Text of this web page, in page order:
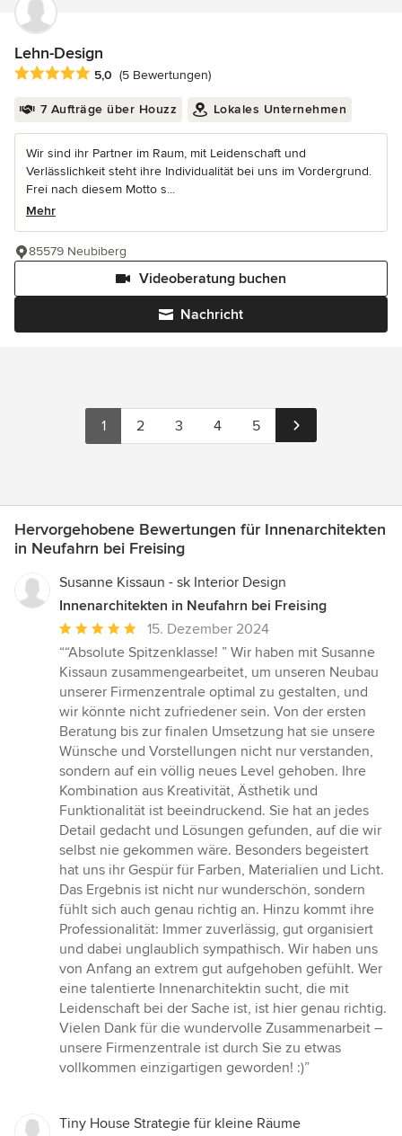
Lehn-Design
Durchschnittliche Bewertung: 5 von 5 Sternen
5,0 (5 Bewertungen)
7 Aufträge über Houzz Lokales Unternehmen
Wir sind ihr Partner im Raum, mit Leidenschaft und
Verlässlichkeit steht ihre Individualität bei uns im Vordergrund.
Frei nach diesem Motto s...
Mehr
Nachricht
Videoberatung buchen
85579 Neubiberg
1 2 3 4 5
Hervorgehobene Bewertungen für Innenarchitekten
in Neufahrn bei Freising
Susanne Kissaun - sk Interior Design
Innenarchitekten in Neufahrn bei Freising
Durchschnittliche
Bewertung:
5
von
5
Sternen
15. Dezember 2024
““Absolute Spitzenklasse! ” Wir haben mit Susanne
Kissaun zusammengearbeitet, um unseren Neubau
unserer Firmenzentrale optimal zu gestalten, und
wir könnte nicht zufriedener sein. Von der ersten
Beratung bis zur finalen Umsetzung hat sie unsere
Wünsche und Vorstellungen nicht nur verstanden,
sondern auf ein völlig neues Level gehoben. Ihre
Kombination aus Kreativität, Ästhetik und
Funktionalität ist beeindruckend. Sie hat an jedes
Detail gedacht und Lösungen gefunden, auf die wir
selbst nie gekommen wäre. Besonders begeistert
hat uns ihr Gespür für Farben, Materialien und Licht.
Das Ergebnis ist nicht nur wunderschön, sondern
fühlt sich auch genau richtig an. Hinzu kommt ihre
Professionalität: Immer zuverlässig, gut organisiert
und dabei unglaublich sympathisch. Wir haben uns
von Anfang an extrem gut aufgehoben gefühlt. Wer
eine talentierte Innenarchitektin sucht, die mit
Leidenschaft bei der Sache ist, ist hier genau richtig.
Vielen Dank für die wundervolle Zusammenarbeit –
unsere Firmenzentrale ist durch Sie zu etwas
vollkommen einzigartigen geworden! :)”
Tiny House Strategie für kleine Räume